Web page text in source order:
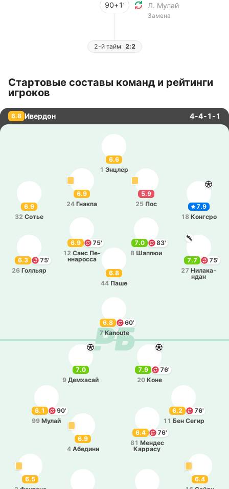
90+1’
Л. Мулай
Замена
2-й тайм 2:2
Стартовые составы команд и рейтинги
игроков
6.8 Ивердон 4-4-1-1
6.6
1 Энцлер
6.9
32 Сотье
5.9
25 Пос
7.9
18 Ко­нгсро
6.9
24 Гнакпа
6.9
75'
12 Саис Пе­
нна­ро­сса
7.7
75'
27 Ни­ла­ка­
ндан
6.3
75'
26 Го­лльяр
6.8
44 Паше
7.0
83'
8 Шаппюи
6.8
60'
7 Kanoute
6.4
6.5
6.9
4 Абе­ди­ни
6.1
90'
99 Мулай
6.2
76'
11 Бен Сегир
6.4
76'
81 Мендес
Ка­рра­су
7.0
9 Де­мха­сай
7.9
76'
20 Коне